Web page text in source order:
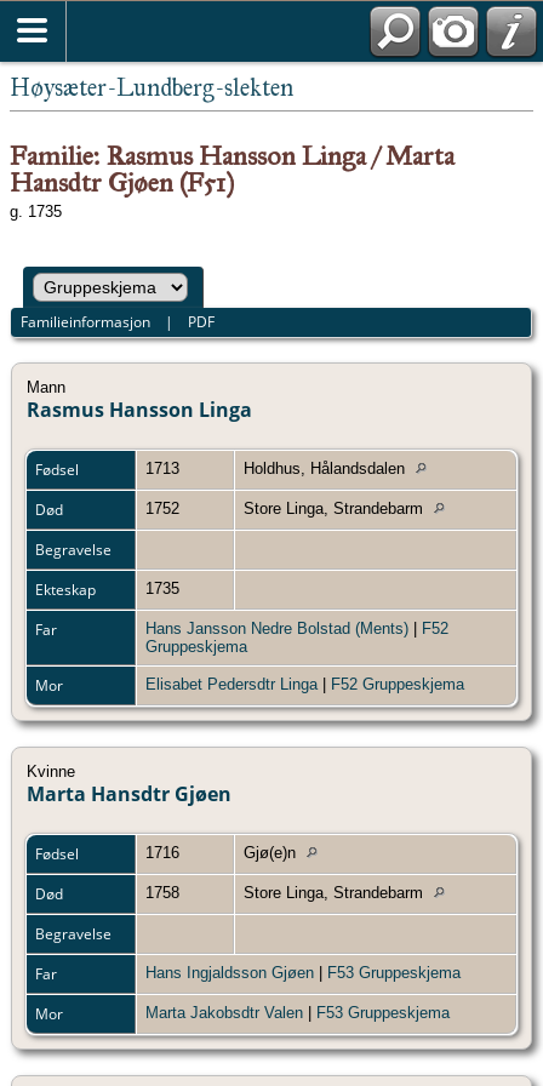
Høysæter-Lundberg-slekten
Familie: Rasmus Hansson Linga / Marta
Hansdtr Gjøen (F51)
g. 1735
Familieinformasjon | PDF
Mann
Rasmus Hansson Linga
Fødsel 1713 Holdhus, Hålandsdalen
Død 1752 Store Linga, Strandebarm
Begravelse
Ekteskap
1735
Far Hans Jansson Nedre Bolstad (Ments)
F52
Gruppeskjema
Mor Elisabet Pedersdtr Linga F52 Gruppeskjema
Kvinne
Marta Hansdtr Gjøen
Fødsel 1716 Gjø(e)n
Død 1758 Store Linga, Strandebarm
Begravelse
Far
Hans Ingjaldsson Gjøen F53 Gruppeskjema
Mor Marta Jakobsdtr Valen F53 Gruppeskjema